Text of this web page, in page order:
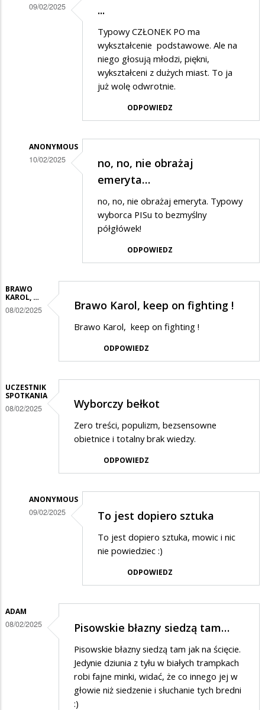
09/02/2025 ...
Typowy CZŁONEK PO ma
wykształcenie podstawowe. Ale na
niego głosują młodzi, piękni,
wykształceni z dużych miast. To ja
już wolę odwrotnie.
ODPOWIEDZ
ANONYMOUS
10/02/2025
wyborcy
no, no, nie obrażaj
emeryta…
no, no, nie obrażaj emeryta. Typowy
wyborca PISu to bezmyślny
półgłówek!
ODPOWIEDZ
BRAWO
KAROL, …
08/02/2025 Brawo Karol, keep on fighting !
Brawo Karol, keep on fighting !
ODPOWIEDZ
UCZESTNIK
SPOTKANIA
08/02/2025 Wyborczy bełkot
Zero treści, populizm, bezsensowne
obietnice i totalny brak wiedzy.
ODPOWIEDZ
ANONYMOUS
09/02/2025
odpowiedzi
Wyborczy
To jest dopiero sztuka
To jest dopiero sztuka, mowic i nic
nie powiedziec :)
ODPOWIEDZ
ADAM
08/02/2025 Pisowskie błazny siedzą tam…
Pisowskie błazny siedzą tam jak na ścięcie.
Jedynie dziunia z tyłu w białych trampkach
robi fajne minki, widać, że co innego jej w
głowie niż siedzenie i słuchanie tych bredni
:)